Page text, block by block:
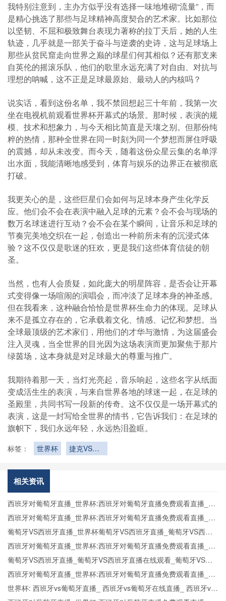
我特别注意到，主办方似乎没有选择一味地堆砌“流量”，而
是精心挑选了那些与足球精神高度契合的艺术家。比如那位
以坚韧、不屈和极致舞台表现力著称的拉丁天后，她的人生
轨迹，几乎就是一部关于奋斗与逆袭的史诗，这与足球场上
那些从贫民窟走向世界之巅的球星们何其相似？还有那支来
自英伦的摇滚乐队，他们的歌里永远充满了对自由、对抗与
理想的呐喊，这不正是足球最原始、最动人的内核吗？
说实话，看到这份名单，我不禁回想起三十年前，我第一次
坐在电视机前观看世界杯开幕式的场景。那时候，表演的规
模、技术和想象力，与今天相比简直是天壤之别。但那份纯
粹的热情，那种全世界在同一时刻为同一个梦想而屏住呼吸
的震撼，却从未改变。而今天，随着这份众星云集的名单浮
出水面，我能清晰地感受到，体育与娱乐的边界正在被彻底
打破。
我更关心的是，这些巨星们会如何与足球本身产生化学反
应。他们会不会在表演中融入足球的元素？会不会与现场的
数万名球迷进行互动？会不会在某个瞬间，让音乐和足球的
节奏完美地交织在一起，创造出一种前所未有的沉浸式体
验？这不仅仅是歌迷的狂欢，更是我们这些体育信徒的朝
圣。
当然，也有人会质疑，如此庞大的明星阵容，是否会让开幕
式变得像一场喧闹的演唱会，而冲淡了足球本身的神圣感。
但在我看来，这种融合恰恰是世界杯生命力的体现。足球从
来不是孤立存在的，它承载着文化、情感、记忆和梦想。当
全球最顶级的艺术家们，用他们的才华与激情，为这届盛会
注入灵魂，当全世界的目光因为这场表演而更加聚焦于那片
绿茵场，这本身就是对足球最大的尊重与推广。
我期待着那一天，当灯光亮起，音乐响起，这些名字从纸面
变成活生生的表演，与来自世界各地的球迷一起，在足球的
圣殿里，共同书写一段新的传奇。这不仅仅是一场开幕式的
表演，这是一封写给全世界的情书，它告诉我们：在足球的
旗帜下，我们永远年轻，永远热泪盈眶。
标签： 世界杯
捷克VS墨
相关资讯
西班牙对葡萄牙直播_世界杯:西班牙对葡萄牙直播免费观看直播_世
界杯西班牙对葡萄牙直播在线观看高清无插件
西班牙对葡萄牙直播_世界杯:西班牙对葡萄牙直播免费观看直播_世
界杯西班牙对葡萄牙直播在线观看高清无插件
葡萄牙VS西班牙直播_世界杯葡萄牙VS西班牙直播_葡萄牙VS西班
牙在线高清直播
西班牙对葡萄牙直播_世界杯:西班牙对葡萄牙直播免费观看直播_世
界杯西班牙对葡萄牙直播在线观看高清无插件
葡萄牙VS西班牙直播_葡萄牙VS西班牙直播在线观看_葡萄牙VS西
班牙实时全场直播入口
西班牙对葡萄牙直播_世界杯:西班牙对葡萄牙直播免费观看直播_世
界杯西班牙对葡萄牙直播在线观看高清无插件
世界杯: 西班牙vs葡萄牙直播_ 西班牙vs葡萄牙在线直播_ 西班牙vs